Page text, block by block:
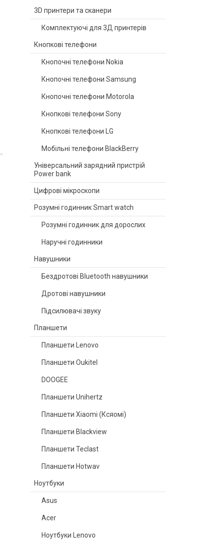
3D принтери та сканери
Комплектуючі для 3Д принтерів
Кнопкові телефони
Кнопочні телефони Nokia
Кнопочні телефони Samsung
Кнопочні телефони Motorola
Кнопкові телефони Sony
Кнопкові телефони LG
Мобільні телефони BlackBerry
Універсальний зарядний пристрій
Power bank
Цифрові мікроскопи
Розумні годинник Smart watch
Розумні годинник для дорослих
Наручні годинники
Навушники
Бездротові Bluetooth навушники
Дротові навушники
Підсилювачі звуку
Планшети
Планшети Lenovo
Планшети Oukitel
DOOGEE
Планшети Unihertz
Планшети Xiaomi (Ксяомі)
Планшети Blackview
Планшети Teclast
Планшети Hotwav
Ноутбуки
Asus
Acer
Ноутбуки Lenovo